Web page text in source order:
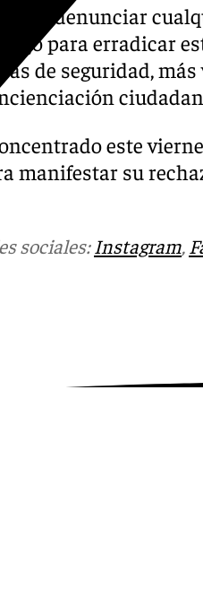
«a denunciar
para erradicar
de seguridad,
este
manifestar su
sociales: Instagram,